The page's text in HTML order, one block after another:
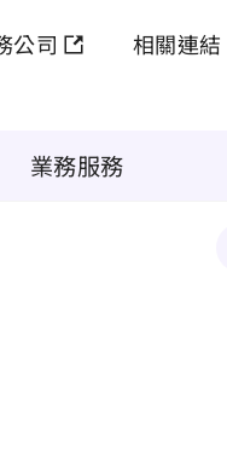
公司 相關連結
業務服務